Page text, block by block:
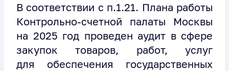
В соответствии с п.1.21. Плана работы
Контрольно-счетной палаты Москвы
на 2025 год проведен аудит в сфере
закупок товаров, работ, услуг
для обеспечения государственных